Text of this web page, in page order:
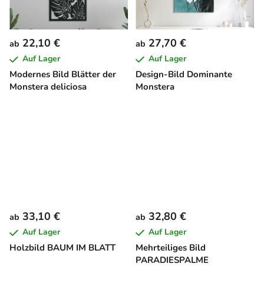
Modernes Bild Blätter der
Monstera deliciosa
ab 22,10 €
Auf Lager
Design-Bild Dominante
Monstera
ab 27,70 €
Auf Lager
Holzbild BAUM IM BLATT
ab 33,10 €
Auf Lager
Mehrteiliges Bild
PARADIESPALME
ab 32,80 €
Auf Lager